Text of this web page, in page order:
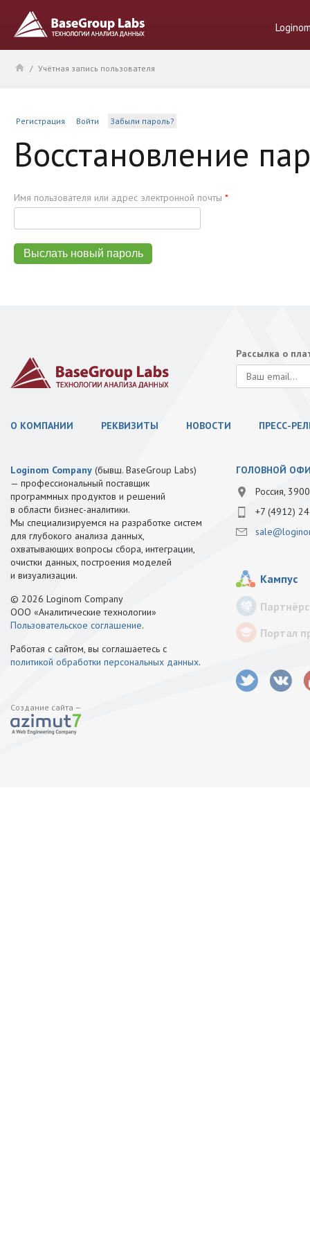
/ Учётная запись пользователя
Регистрация Войти Забыли пароль?
Восстановление
Имя пользователя или адрес электронной почты *
Рассылка о
О КОМПАНИИ РЕКВИЗИТЫ НОВОСТИ ПРЕСС-
Loginom Company (бывш. BaseGroup Labs)
— профессиональный поставщик
программных продуктов и решений
в области бизнес-аналитики.
Мы специализируемся на разработке систем
для глубокого анализа данных,
охватывающих вопросы сбора, интеграции,
очистки данных, построения моделей
и визуализации.
© 2026 Loginom Company
ООО «Аналитические технологии»
Пользовательское соглашение.
Работая с сайтом, вы соглашаетесь с
политикой обработки персональных данных.
Создание сайта —
ГОЛОВНОЙ
Россия,
+7 (4912)
Кампус
Портал